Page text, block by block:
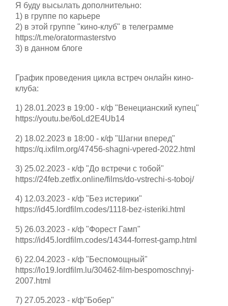
Я буду высылать дополнительно:
1) в группе по карьере
2) в этой группе "кино-клуб" в телеграмме
https://t.me/oratormasterstvo
3) в данном блоге
График проведения цикла встреч онлайн кино-
клуба:
1) 28.01.2023 в 19:00 - к/ф "Венецианский купец"
https://youtu.be/6oLd2E4Ub14
2) 18.02.2023 в 18:00 - к/ф "Шагни вперед"
https://q.ixfilm.org/47456-shagni-vpered-2022.html
3) 25.02.2023 - к/ф "До встречи с тобой"
https://24feb.zetfix.online/films/do-vstrechi-s-toboj/
4) 12.03.2023 - к/ф "Без истерики"
https://id45.lordfilm.codes/1118-bez-isteriki.html
5) 26.03.2023 - к/ф "Форест Гамп"
https://id45.lordfilm.codes/14344-forrest-gamp.html
6) 22.04.2023 - к/ф "Беспомощный"
https://lo19.lordfilm.lu/30462-film-bespomoschnyj-
2007.html
7) 27.05.2023 - к/ф"Бобер"